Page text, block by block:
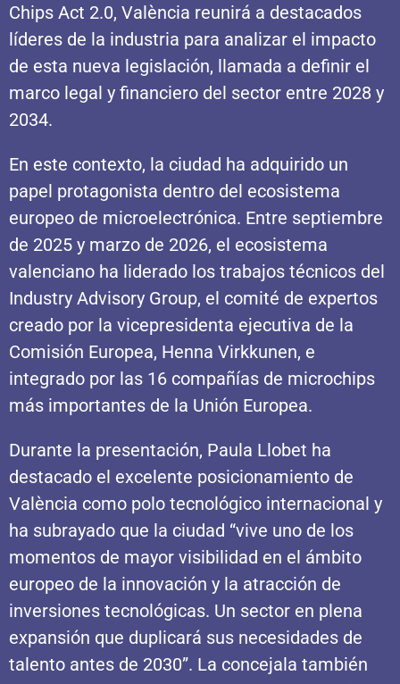
Chips Act 2.0, València reunirá a destacados
líderes de la industria para analizar el impacto
de esta nueva legislación, llamada a definir el
marco legal y financiero del sector entre 2028 y
2034.
En este contexto, la ciudad ha adquirido un
papel protagonista dentro del ecosistema
europeo de microelectrónica. Entre septiembre
de 2025 y marzo de 2026, el ecosistema
valenciano ha liderado los trabajos técnicos del
Industry Advisory Group, el comité de expertos
creado por la vicepresidenta ejecutiva de la
Comisión Europea, Henna Virkkunen, e
integrado por las 16 compañías de microchips
más importantes de la Unión Europea.
Durante la presentación, Paula Llobet ha
destacado el excelente posicionamiento de
València como polo tecnológico internacional y
ha subrayado que la ciudad “vive uno de los
momentos de mayor visibilidad en el ámbito
europeo de la innovación y la atracción de
inversiones tecnológicas. Un sector en plena
expansión que duplicará sus necesidades de
talento antes de 2030”. La concejala también